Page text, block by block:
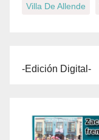
Villa De Allende
-Edición Digital-